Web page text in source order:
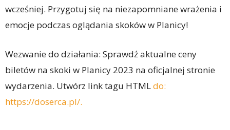
wcześniej. Przygotuj się na niezapomniane wrażenia i
emocje podczas oglądania skoków w Planicy!
Wezwanie do działania: Sprawdź aktualne ceny
biletów na skoki w Planicy 2023 na oficjalnej stronie
wydarzenia. Utwórz link tagu HTMLdo:
https://doserca.pl/.